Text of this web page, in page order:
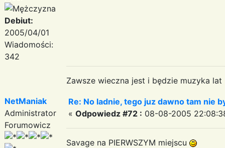
Debiut:
2005/04/01
Wiadomości:
342
Zawsze wieczna jest i będzie muzyka
NetManiak
Administrator
Forumowicz
Re: No ladnie, tego juz dawno tam nie
« Odpowiedz #72 : 08-08-2005
Savage na PIERWSZYM miejscu